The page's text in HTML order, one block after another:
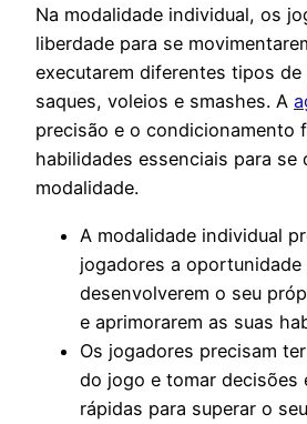
Na modalidade individual, os
liberdade para se
executarem diferentes tipos
saques, voleios e smashes. A
precisão e o condicionamento
habilidades essenciais para se
modalidade.
A modalidade individual
jogadores a oportunidade
desenvolverem o seu
e aprimorarem as suas
Os jogadores precisam
do jogo e tomar decisões
rápidas para superar o